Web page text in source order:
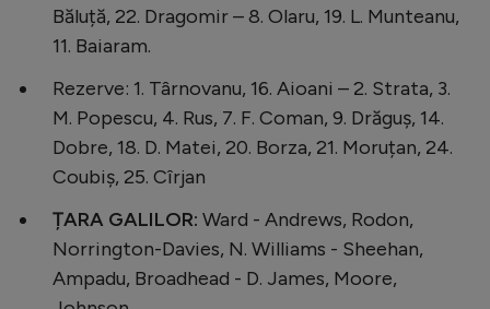
Starurile fotbalului
EURO 2024
Stranieri
Clasamente
Tenis
Handbal
Băluță, 22. Dragomir – 8. Olaru, 19. L. Munteanu,
11. Baiaram.
Rezerve: 1. Târnovanu, 16. Aioani – 2. Strata, 3.
M. Popescu, 4. Rus, 7. F. Coman, 9. Drăguș, 14.
Dobre, 18. D. Matei, 20. Borza, 21. Moruțan, 24.
Coubiș, 25. Cîrjan
ȚARA GALILOR: Ward - Andrews, Rodon,
Norrington-Davies, N. Williams - Sheehan,
Ampadu, Broadhead - D. James, Moore,